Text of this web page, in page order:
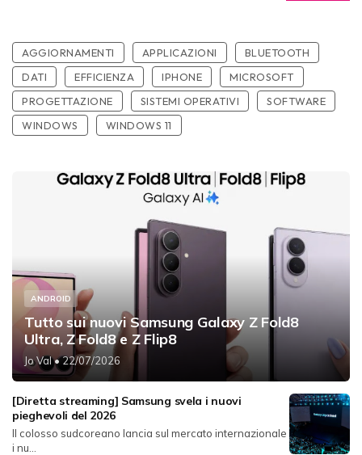
AGGIORNAMENTI APPLICAZIONI
BLUETOOTH
DATI
EFFICIENZA IPHONE
MICROSOFT
PROGETTAZIONE
SISTEMI OPERATIVI
SOFTWARE
WINDOWS
WINDOWS 11
ANDROID
Tutto sui nuovi Samsung Galaxy Z Fold8
Ultra, Z Fold8 e Z Flip8
Jo Val• 22/07/2026
[Diretta streaming] Samsung svela i nuovi
pieghevoli del 2026
Il colosso sudcoreano lancia sul mercato internazionale
i nu...